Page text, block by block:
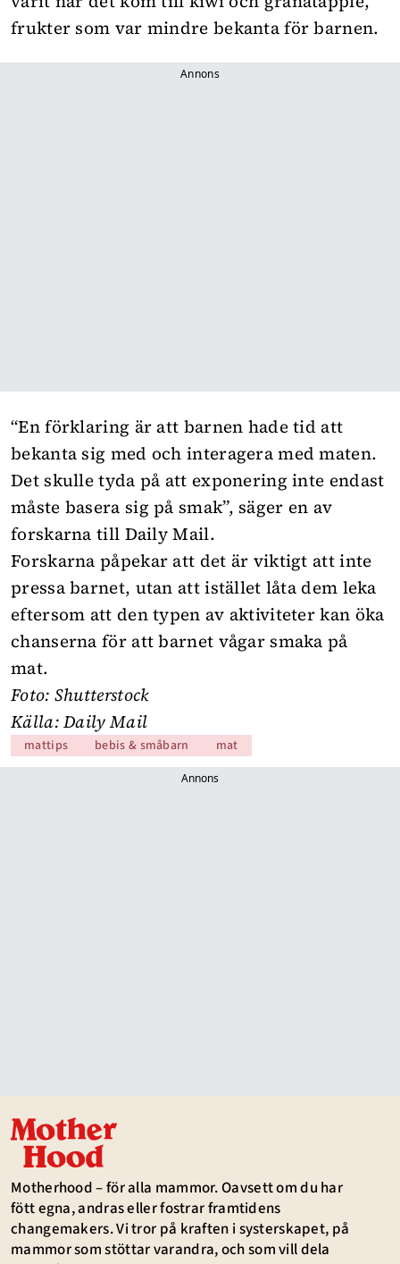
frukter som var mindre bekanta för barnen.
Annons
“En förklaring är att barnen hade tid att
bekanta sig med och interagera med maten.
Det skulle tyda på att exponering inte endast
måste basera sig på smak”, säger en av
forskarna till Daily Mail.
Forskarna påpekar att det är viktigt att inte
pressa barnet, utan att istället låta dem leka
eftersom att den typen av aktiviteter kan öka
chanserna för att barnet vågar smaka på
mat.
Foto: Shutterstock
Källa:Daily Mail
mattips bebis & småbarn mat
Annons
Motherhood – för alla mammor. Oavsett om du har
fött egna, andras eller fostrar framtidens
changemakers. Vi tror på kraften i systerskapet, på
mammor som stöttar varandra, och som vill dela